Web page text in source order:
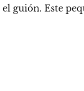
guión. Este